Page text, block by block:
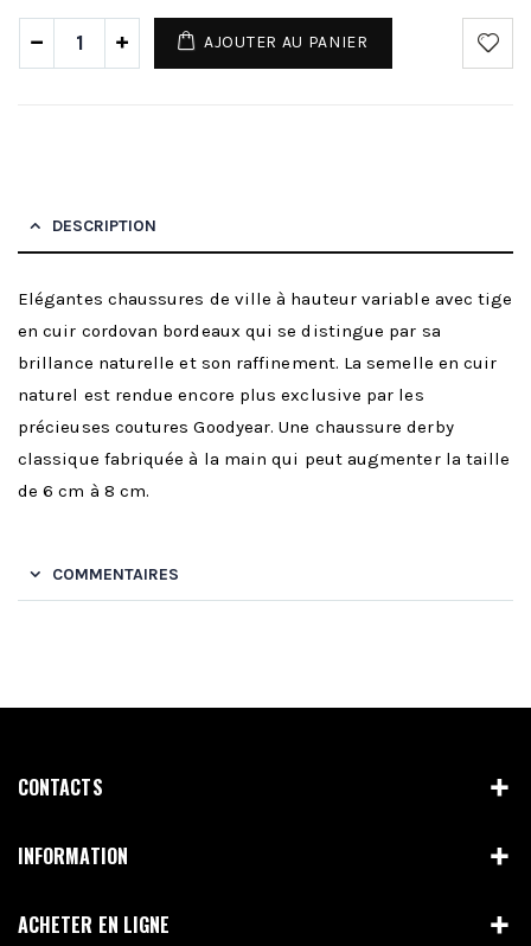
AJOUTER AU PANIER
DESCRIPTION
Elégantes chaussures de ville à hauteur variable avec tige
en cuir cordovan bordeaux qui se distingue par sa
brillance naturelle et son raffinement. La semelle en cuir
naturel est rendue encore plus exclusive par les
précieuses coutures Goodyear. Une chaussure derby
classique fabriquée à la main qui peut augmenter la taille
de 6 cm à 8 cm.
COMMENTAIRES
CONTACTS
INFORMATION
ACHETER EN LIGNE